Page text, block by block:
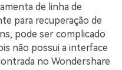
de linha de
para recuperação de
pode ser complicado
não possui a interface
no Wondershare